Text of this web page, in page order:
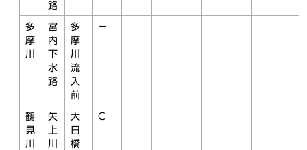
路
多
摩
川
宮
内
下
水
路
多
摩
川
流
入
前
－
鶴
見
川
矢
上
川
大
日
橋
C